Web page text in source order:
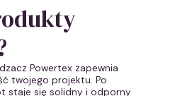
Powertex zapewnia
twojego projektu. Po
staje się solidny i odporny